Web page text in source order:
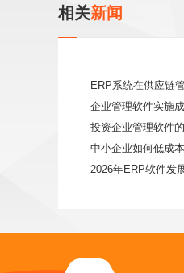
相关新闻
ERP系统在供应链
企业管理软件实施
投资企业管理软件
中小企业如何低成
2026年ERP软件发